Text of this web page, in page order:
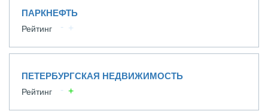
ПАРКНЕФТЬ
Рейтинг
ПЕТЕРБУРГСКАЯ НЕДВИЖИМОСТЬ
Рейтинг